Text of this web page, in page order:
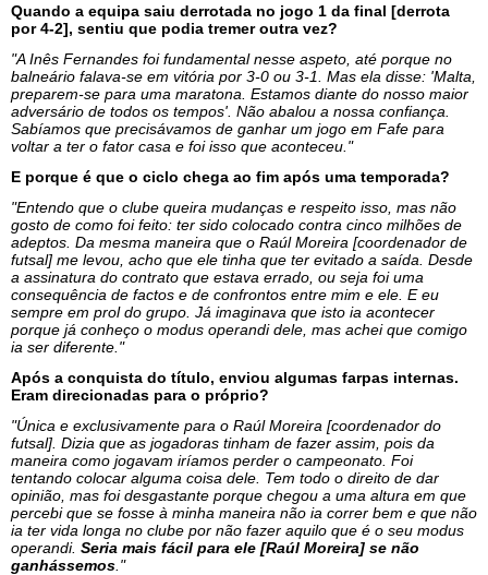
Quando a equipa saiu derrotada no jogo 1 da final [derrota
por 4-2], sentiu que podia tremer outra vez?
"A Inês Fernandes foi fundamental nesse aspeto, até porque no
balneário falava-se em vitória por 3-0 ou 3-1. Mas ela disse: 'Malta,
preparem-se para uma maratona. Estamos diante do nosso maior
adversário de todos os tempos'. Não abalou a nossa confiança.
Sabíamos que precisávamos de ganhar um jogo em Fafe para
voltar a ter o fator casa e foi isso que aconteceu."
E porque é que o ciclo chega ao fim após uma temporada?
"Entendo que o clube queira mudanças e respeito isso, mas não
gosto de como foi feito: ter sido colocado contra cinco milhões de
adeptos. Da mesma maneira que o Raúl Moreira [coordenador de
futsal] me levou, acho que ele tinha que ter evitado a saída. Desde
a assinatura do contrato que estava errado, ou seja foi uma
consequência de factos e de confrontos entre mim e ele. E eu
sempre em prol do grupo. Já imaginava que isto ia acontecer
porque já conheço o modus operandi dele, mas achei que comigo
ia ser diferente."
Após a conquista do título, enviou algumas farpas internas.
Eram direcionadas para o próprio?
"Única e exclusivamente para o Raúl Moreira [coordenador do
futsal]. Dizia que as jogadoras tinham de fazer assim, pois da
maneira como jogavam iríamos perder o campeonato. Foi
tentando colocar alguma coisa dele. Tem todo o direito de dar
opinião, mas foi desgastante porque chegou a uma altura em que
percebi que se fosse à minha maneira não ia correr bem e que não
ia ter vida longa no clube por não fazer aquilo que é o seu modus
operandi. Seria mais fácil para ele [Raúl Moreira] se não
ganhássemos ."